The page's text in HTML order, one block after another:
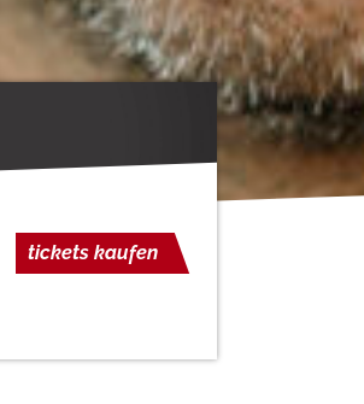
tickets kaufen